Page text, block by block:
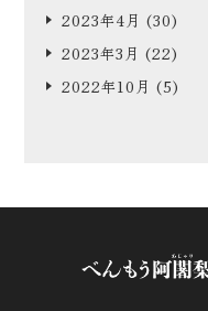
2023年4月 (30)
2023年3月 (22)
2022年10月 (5)